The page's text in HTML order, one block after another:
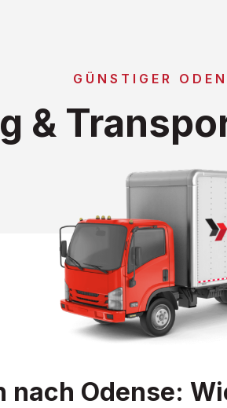
GÜNSTIGER
&
nach Odense: